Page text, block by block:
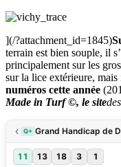
](/?attachment_id=1845)
terrain est bien souple, il
principalement sur les
sur la lice extérieure, mais
numéros cette année
Made in Turf ©, le site